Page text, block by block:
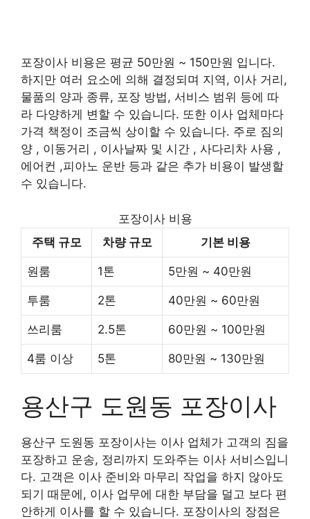
포장이사 비용은 평균 50만원 ~ 150만원 입니다.
하지만 여러 요소에 의해 결정되며 지역, 이사 거리,
물품의 양과 종류, 포장 방법, 서비스 범위 등에 따
라 다양하게 변할 수 있습니다. 또한 이사 업체마다
가격 책정이 조금씩 상이할 수 있습니다. 주로 짐의
양 , 이동거리 , 이사날짜 및 시간 , 사다리차 사용 ,
에어컨 ,피아노 운반 등과 같은 추가 비용이 발생할
수 있습니다.
포장이사 비용
주택 규모
차량 규모 기본 비용
원룸 1톤 5만원 ~ 40만원
투룸 2톤 40만원 ~ 60만원
쓰리룸 2.5톤 60만원 ~ 100만원
4룸 이상 5톤 80만원 ~ 130만원
용산구 도원동 포장이사
용산구 도원동 포장이사는 이사 업체가 고객의 짐을
포장하고 운송, 정리까지 도와주는 이사 서비스입니
다. 고객은 이사 준비와 마무리 작업을 하지 않아도
되기 때문에, 이사 업무에 대한 부담을 덜고 보다 편
안하게 이사를 할 수 있습니다. 포장이사의 장점은